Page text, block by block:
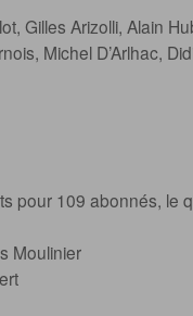
Gilles Arizolli, Alain
Michel D’Arlhac,
pour 109 abonnés, le
Moulinier